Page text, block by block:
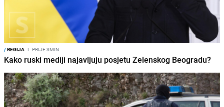
/REGIJA I PRIJE 3MIN
Kako ruski mediji najavljuju posjetu Zelenskog Beogradu?